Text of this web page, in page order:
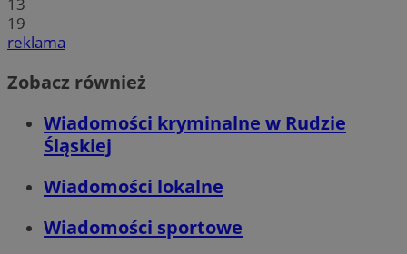
13
19
reklama
Zobacz również
Wiadomości kryminalne w Rudzie
Śląskiej
Wiadomości lokalne
Wiadomości sportowe